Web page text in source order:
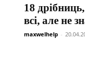
18
всі, але не
maxwelhelp -